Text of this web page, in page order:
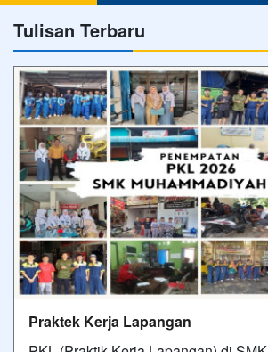
Tulisan Terbaru
Praktek Kerja Lapangan